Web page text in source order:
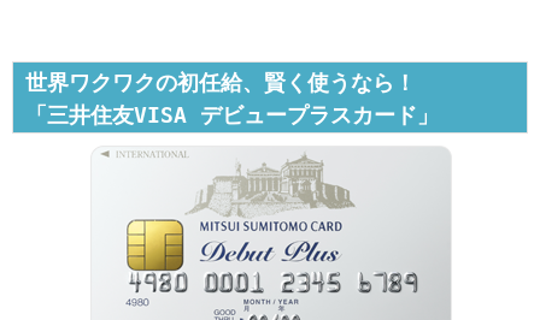
世界ワクワクの初任給、賢く使うなら！
「三井住友VISA デビュープラスカード」